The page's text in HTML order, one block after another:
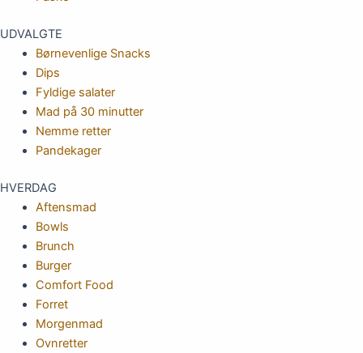
UDVALGTE
Børnevenlige Snacks
Dips
Fyldige salater
Mad på 30 minutter
Nemme retter
Pandekager
HVERDAG
Aftensmad
Bowls
Brunch
Burger
Comfort Food
Forret
Morgenmad
Ovnretter